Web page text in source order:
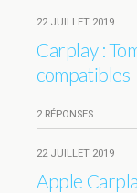
22 JUILLET 2019
Carplay :
compatibles
2 RÉPONSES
22 JUILLET 2019
Apple